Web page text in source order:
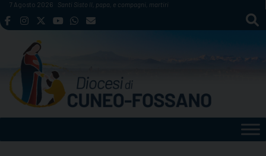
Skip
to
7 Agosto 2026 Santi Sisto II, papa, e compagni, martiri